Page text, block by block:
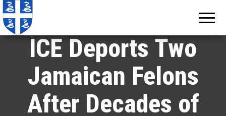
ICE Deports Two
Jamaican Felons
After Decades of